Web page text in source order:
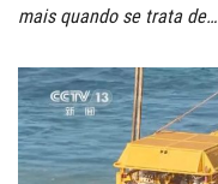
mais quando se trata de…